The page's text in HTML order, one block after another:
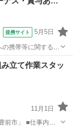
提携サイト 5月5日
携帯等に関する接
仕事内容は下記の
立て作業スタッ
11月1日
事内容